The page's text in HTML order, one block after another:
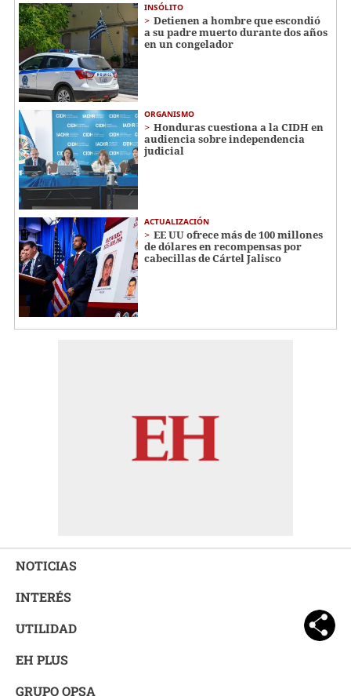
INSÓLITO
Detienen a hombre que escondió
a su padre muerto durante dos años
en un congelador
ORGANISMO
Honduras cuestiona a la CIDH en
audiencia sobre independencia
judicial
ACTUALIZACIÓN
EE UU ofrece más de 100 millones
de dólares en recompensas por
cabecillas de Cártel Jalisco
NOTICIAS
INTERÉS
UTILIDAD
EH PLUS
GRUPO OPSA